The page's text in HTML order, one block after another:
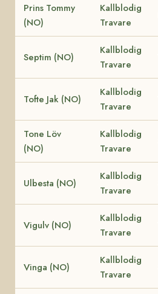
Prins Tommy
(NO)
Kallblodig
Travare
Septim (NO)
Kallblodig
Travare
Tofte Jak (NO)
Kallblodig
Travare
Tone Löv
(NO)
Kallblodig
Travare
Ulbesta (NO)
Kallblodig
Travare
Vigulv (NO)
Kallblodig
Travare
Vinga (NO)
Kallblodig
Travare